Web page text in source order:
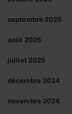
septembre 2025
août 2025
juillet 2025
décembre 2024
novembre 2024